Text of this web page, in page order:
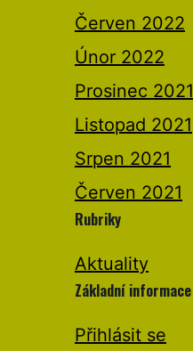
Červen 2022
Únor 2022
Prosinec 2021
Listopad 2021
Srpen 2021
Červen 2021
Rubriky
Aktuality
Základní informace
Přihlásit se